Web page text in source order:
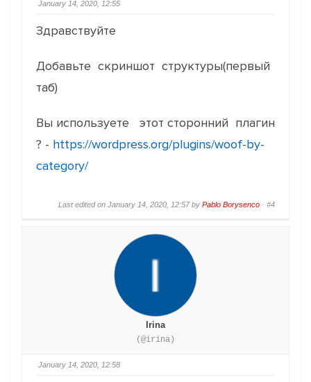
January 14, 2020, 12:55
Здравствуйте
Добавьте скриншот структуры(первый
таб)
Вы используете этот сторонний плагин
? - https://wordpress.org/plugins/woof-by-
category/
Last edited on January 14, 2020, 12:57 by Pablo Borysenco · #4
Irina
(@irina)
January 14, 2020, 12:58